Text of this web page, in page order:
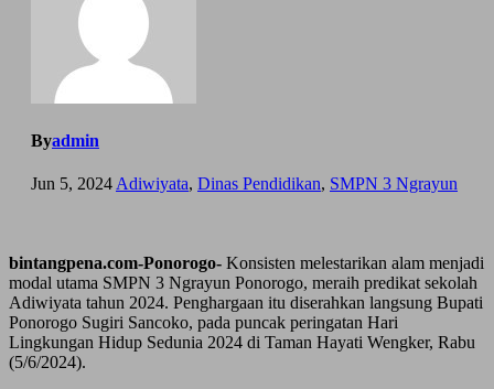
Byadmin
Jun 5, 2024Adiwiyata, Dinas Pendidikan, SMPN 3 Ngrayun
bintangpena.com-Ponorogo- Konsisten melestarikan alam menjadi
modal utama SMPN 3 Ngrayun Ponorogo, meraih predikat sekolah
Adiwiyata tahun 2024. Penghargaan itu diserahkan langsung Bupati
Ponorogo Sugiri Sancoko, pada puncak peringatan Hari
Lingkungan Hidup Sedunia 2024 di Taman Hayati Wengker, Rabu
(5/6/2024).